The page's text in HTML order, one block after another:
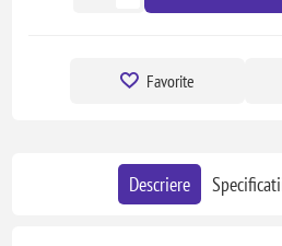
Favorite
Descriere